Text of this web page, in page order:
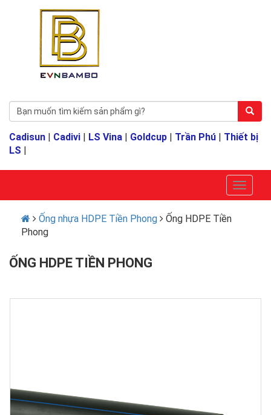
Cadisun | Cadivi | LS Vina | Goldcup | Trần Phú | Thiết bị
LS |
Ống nhựa HDPE Tiền Phong
Ống HDPE Tiền
Phong
ỐNG HDPE TIỀN PHONG